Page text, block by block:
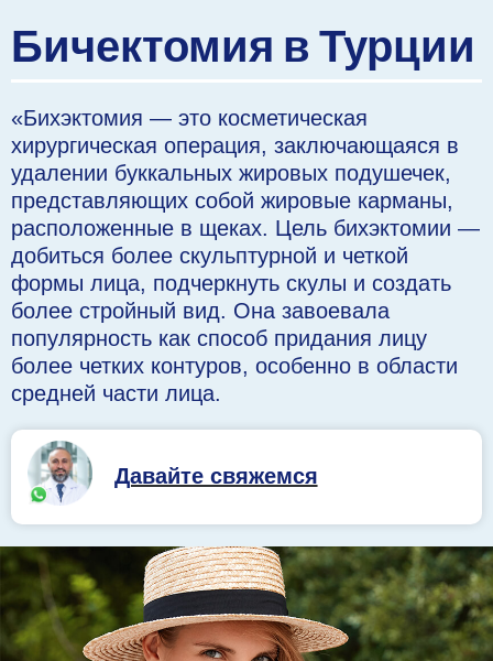
Бичектомия в Турции
«Бихэктомия — это косметическая
хирургическая операция, заключающаяся в
удалении буккальных жировых подушечек,
представляющих собой жировые карманы,
расположенные в щеках. Цель бихэктомии —
добиться более скульптурной и четкой
формы лица, подчеркнуть скулы и создать
более стройный вид. Она завоевала
популярность как способ придания лицу
более четких контуров, особенно в области
средней части лица.
Давайте свяжемся